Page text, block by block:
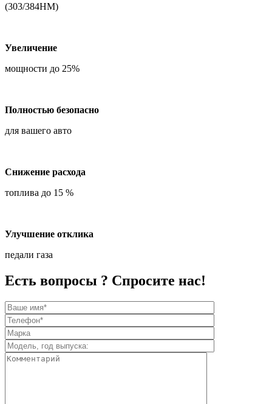
(303/384НМ)
Увеличение
мощности до 25%
Полностью безопасно
для вашего авто
Снижение расхода
топлива до 15 %
Улучшение отклика
педали газа
Есть вопросы ? Спросите нас!